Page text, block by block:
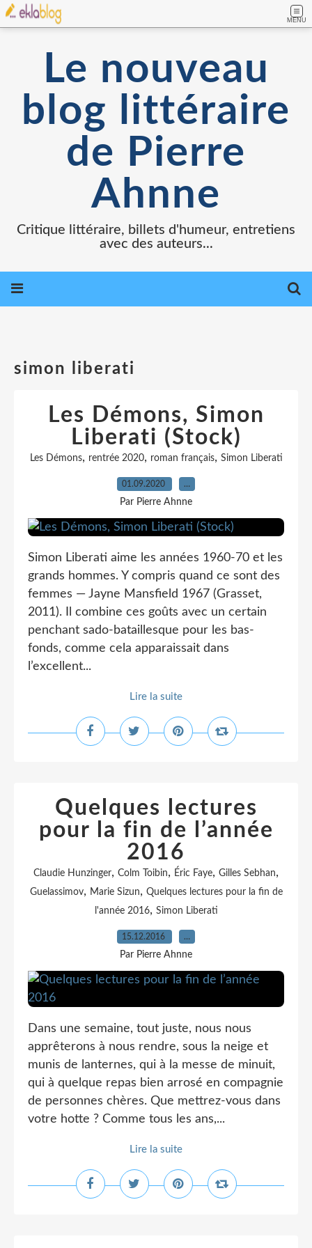
MENU
Le nouveau
blog littéraire
de Pierre
Ahnne
Critique littéraire, billets d'humeur, entretiens
avec des auteurs...
simon liberati
Les Démons, Simon
Liberati (Stock)
Les Démons, rentrée 2020, roman français, Simon Liberati
01.09.2020 …
Par Pierre Ahnne
Simon Liberati aime les années 1960-70 et les
grands hommes. Y compris quand ce sont des
femmes — Jayne Mansfield 1967 (Grasset,
2011). Il combine ces goûts avec un certain
penchant sado-bataillesque pour les bas-
fonds, comme cela apparaissait dans
l’excellent...
Lire la suite
Quelques lectures
pour la fin de l’année
2016
Claudie Hunzinger, Colm Toibin, Éric Faye, Gilles Sebhan,
Guelassimov, Marie Sizun, Quelques lectures pour la fin de
l'année 2016, Simon Liberati
15.12.2016 …
Par Pierre Ahnne
Dans une semaine, tout juste, nous nous
apprêterons à nous rendre, sous la neige et
munis de lanternes, qui à la messe de minuit,
qui à quelque repas bien arrosé en compagnie
de personnes chères. Que mettrez-vous dans
votre hotte ? Comme tous les ans,...
Lire la suite